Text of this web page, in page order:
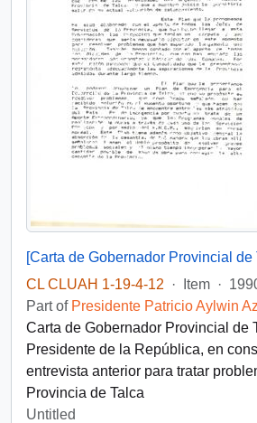
CL CLUAH 1-19-4-12
· Item ·
Part of Presidente Patricio Aylwin
Carta de Gobernador Provincial de
Presidente de la República, en
entrevista anterior para tratar
Provincia de Talca
Untitled